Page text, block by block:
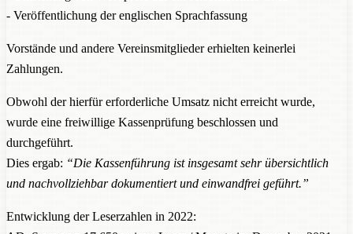
- Veröffentlichung der englischen Sprachfassung
Vorstände und andere Vereinsmitglieder erhielten keinerlei
Zahlungen.
Obwohl der hierfür erforderliche Umsatz nicht erreicht wurde,
wurde eine freiwillige Kassenprüfung beschlossen und
durchgeführt.
Dies ergab: “Die Kassenführung ist insgesamt sehr übersichtlich
und nachvollziehbar dokumentiert und einwandfrei geführt.”
Entwicklung der Leserzahlen in 2022: